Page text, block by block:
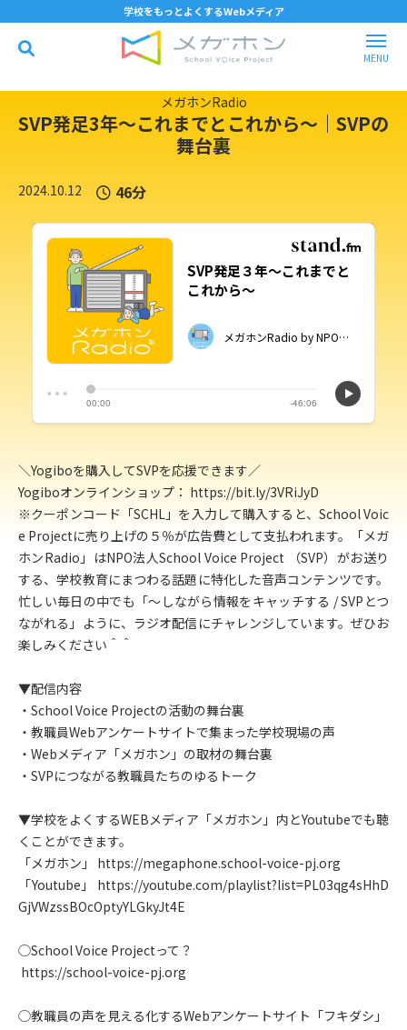
学校をもっとよくするWebメディア
メガホンRadio
SVP発足3年〜これまでとこれから〜｜SVPの
舞台裏
2024.10.12 46分
＼Yogiboを購入してSVPを応援できます／
Yogiboオンラインショップ： https://bit.ly/3VRiJyD
※クーポンコード「SCHL」を入力して購入すると、School Voic
e Projectに売り上げの５％が広告費として支払われます。「メガ
ホンRadio」はNPO法人School Voice Project （SVP）がお送り
する、学校教育にまつわる話題に特化した音声コンテンツです。
忙しい毎日の中でも「〜しながら情報をキャッチする / SVPとつ
ながれる」ように、ラジオ配信にチャレンジしています。ぜひお
楽しみください＾＾
▼配信内容
・School Voice Projectの活動の舞台裏
・教職員Webアンケートサイトで集まった学校現場の声
・Webメディア「メガホン」の取材の舞台裏
・SVPにつながる教職員たちのゆるトーク
▼学校をよくするWEBメディア「メガホン」内とYoutubeでも聴
くことができます。
「メガホン」 https://megaphone.school-voice-pj.org
「Youtube」 https://youtube.com/playlist?list=PL03qg4sHhD
GjVWzssBOcOptyYLGkyJt4E
◯School Voice Projectって？
https://school-voice-pj.org
◯教職員の声を見える化するWebアンケートサイト「フキダシ」